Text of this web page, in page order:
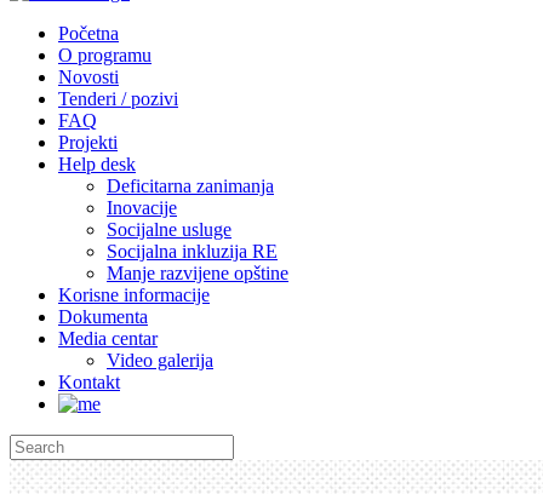
Početna
O programu
Novosti
Tenderi / pozivi
FAQ
Projekti
Help desk
Deficitarna zanimanja
Inovacije
Socijalne usluge
Socijalna inkluzija RE
Manje razvijene opštine
Korisne informacije
Dokumenta
Media centar
Video galerija
Kontakt